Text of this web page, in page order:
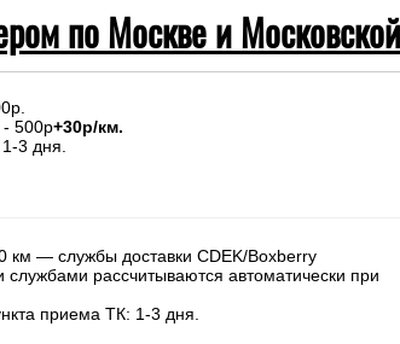
по Москве и
- 500р+30р/км.
3 дня.
км — службы доставки CDEK/Boxberry
службами рассчитываются автоматически при
приема ТК: 1-3 дня.